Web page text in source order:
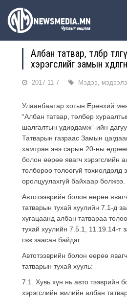
Албан татвар, төлбөрөө
хэрэгслийг замын
2017-11-7 Мэдээ,
Улаанбаатар хотын Ерөнхий
“Албан татвар, төлбөр
шалгалтын удирдамж”-ийн
Татварын газраас Замын
хамтран энэ сарын 20-ны
болон өөрөө явагч хэрэгслийн
төлбөрөө төлөөгүй тохиолдолд
оролцуулахгүй байхаар болжээ.
Автотээврийн болон өөрөө
татварын тухай хуулийн 7.1-д
хугацаанд албан татвараа
тухай хуулийн 7.5.1, 11.19.14-т
гэж заасан байдаг.
Автотээврийн болон өөрөө
татварын тухай хууль:
7.1. Хувь хүн нь авто тээврийн
хэрэгслийн жилийн албан